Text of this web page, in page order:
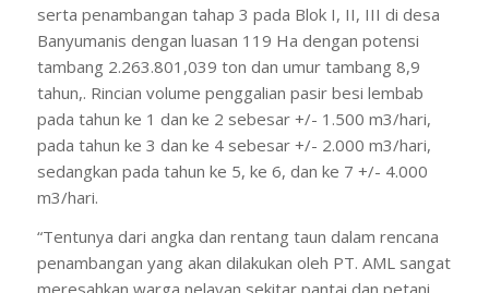
serta penambangan tahap 3 pada Blok I, II, III di desa
Banyumanis dengan luasan 119 Ha dengan potensi
tambang 2.263.801,039 ton dan umur tambang 8,9
tahun,. Rincian volume penggalian pasir besi lembab
pada tahun ke 1 dan ke 2 sebesar +/- 1.500 m3/hari,
pada tahun ke 3 dan ke 4 sebesar +/- 2.000 m3/hari,
sedangkan pada tahun ke 5, ke 6, dan ke 7 +/- 4.000
m3/hari.
“Tentunya dari angka dan rentang taun dalam rencana
penambangan yang akan dilakukan oleh PT. AML sangat